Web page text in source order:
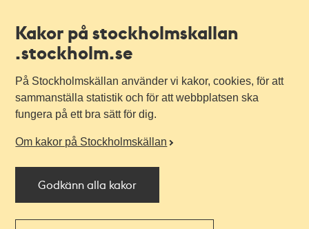
Kakor på stockholmskallan
.stockholm.se
På Stockholmskällan använder vi kakor, cookies, för att
sammanställa statistik och för att webbplatsen ska
fungera på ett bra sätt för dig.
Om kakor på Stockholmskällan
Godkänn alla kakor